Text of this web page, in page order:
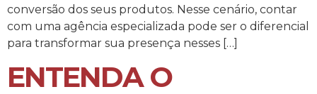
conversão dos seus produtos. Nesse cenário, contar
com uma agência especializada pode ser o diferencial
para transformar sua presença nesses […]
ENTENDA O